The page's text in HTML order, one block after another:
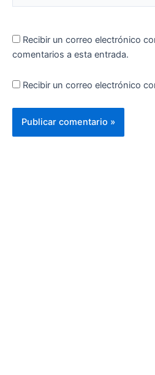
Recibir un correo electrónico
comentarios a esta entrada.
Recibir un correo electrónico